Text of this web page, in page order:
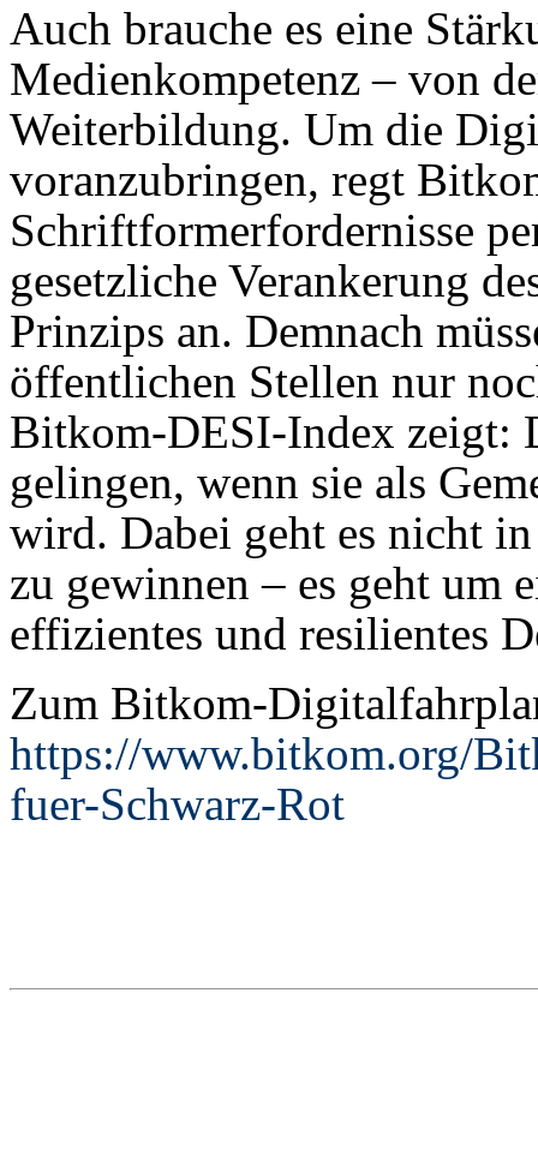
Auch brauche es eine
Medienkompetenz – von
Weiterbildung. Um die
voranzubringen, regt
Schriftformerfordernisse
gesetzliche Verankerung
Prinzips an. Demnach
öffentlichen Stellen nur
Bitkom-DESI-Index zeigt:
gelingen, wenn sie als
wird. Dabei geht es nicht
zu gewinnen – es geht um
effizientes und resilientes
Zum Bitkom-
https://www.bitkom.org/
fuer-Schwarz-Rot